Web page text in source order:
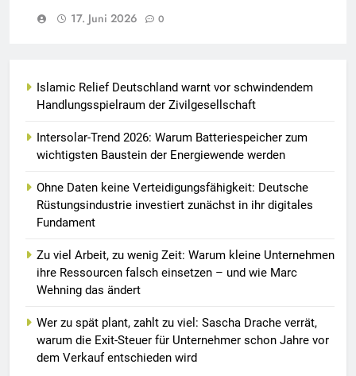
17. Juni 2026
0
Islamic Relief Deutschland warnt vor schwindendem
Handlungsspielraum der Zivilgesellschaft
Intersolar-Trend 2026: Warum Batteriespeicher zum
wichtigsten Baustein der Energiewende werden
Ohne Daten keine Verteidigungsfähigkeit: Deutsche
Rüstungsindustrie investiert zunächst in ihr digitales
Fundament
Zu viel Arbeit, zu wenig Zeit: Warum kleine Unternehmen
ihre Ressourcen falsch einsetzen – und wie Marc
Wehning das ändert
Wer zu spät plant, zahlt zu viel: Sascha Drache verrät,
warum die Exit-Steuer für Unternehmer schon Jahre vor
dem Verkauf entschieden wird